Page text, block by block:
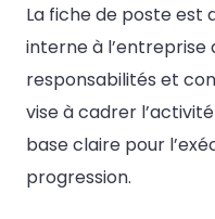
La fiche de poste est
interne à l’entreprise
responsabilités et
vise à cadrer
base claire pour
progression.